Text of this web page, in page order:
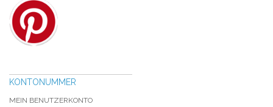
KONTONUMMER
MEIN BENUTZERKONTO